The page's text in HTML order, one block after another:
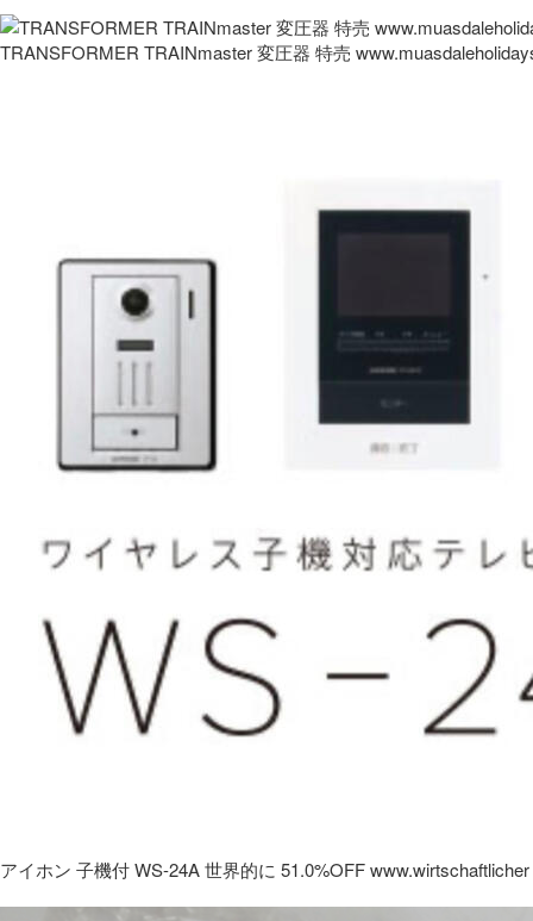
TRANSFORMER TRAINmaster 変圧器 特売
アイホン 子機付 WS-24A 世界的に 51.0%OFF www.wirtschaftlicher